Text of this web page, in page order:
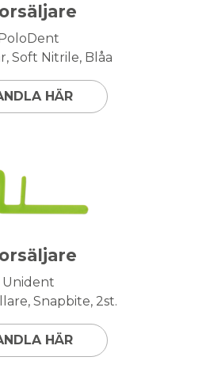
Soft Nitrile, Blåa
HÄR
Unident
Snapbite, 2st.
HÄR